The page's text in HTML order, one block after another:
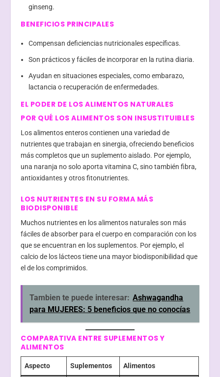
ginseng.
BENEFICIOS PRINCIPALES
Compensan deficiencias nutricionales específicas.
Son prácticos y fáciles de incorporar en la rutina diaria.
Ayudan en situaciones especiales, como embarazo,
lactancia o recuperación de enfermedades.
EL PODER DE LOS ALIMENTOS NATURALES
POR QUÉ LOS ALIMENTOS SON INSUSTITUIBLES
Los alimentos enteros contienen una variedad de
nutrientes que trabajan en sinergia, ofreciendo beneficios
más completos que un suplemento aislado. Por ejemplo,
una naranja no solo aporta vitamina C, sino también fibra,
antioxidantes y otros fitonutrientes.
LOS NUTRIENTES EN SU FORMA MÁS
BIODISPONIBLE
Muchos nutrientes en los alimentos naturales son más
fáciles de absorber para el cuerpo en comparación con los
que se encuentran en los suplementos. Por ejemplo, el
calcio de los lácteos tiene una mayor biodisponibilidad que
el de los comprimidos.
Tambien te puede interesar: Ashwagandha
para MUJERES: 5 beneficios que no conocías
COMPARATIVA ENTRE SUPLEMENTOS Y
ALIMENTOS
Aspecto Suplementos Alimentos